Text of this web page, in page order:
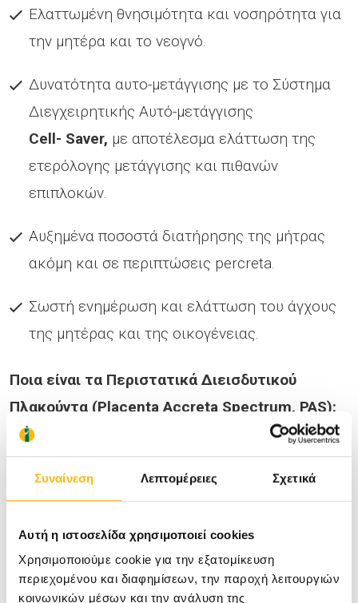
Συναίνεση Λεπτομέρειες Σχετικά
Αυτή η ιστοσελίδα χρησιμοποιεί cookies
Χρησιμοποιούμε cookie για την εξατομίκευση
περιεχομένου και διαφημίσεων, την παροχή λειτουργιών
κοινωνικών μέσων και την ανάλυση της
Ελαττωμένη θνησιμότητα και νοσηρότητα για
την μητέρα και το νεογνό.
Δυνατότητα αυτο-μετάγγισης με το Σύστημα
Διεγχειρητικής Αυτό-μετάγγισης
Cell- Saver, με αποτέλεσμα ελάττωση της
ετερόλογης μετάγγισης και πιθανών
επιπλοκών.
Αυξημένα ποσοστά διατήρησης της μήτρας
ακόμη και σε περιπτώσεις percreta.
Σωστή ενημέρωση και ελάττωση του άγχους
της μητέρας και της οικογένειας.
Ποια είναι τα Περιστατικά Διεισδυτικού
Πλακούντα (Placenta Accreta Spectrum, PAS):
Τα περιστατικά Διεισδυτικού Πλακούντα
(Placenta Accreta Spectrum, PAS) αποτελούν μία
κατάσταση αυτή συνδέεται με υψηλή πιθανότητα
μαιευτικής υστερεκτομής και αιμορραγίας αλλά
και με αυξημένη νοσηρότητα, όπως